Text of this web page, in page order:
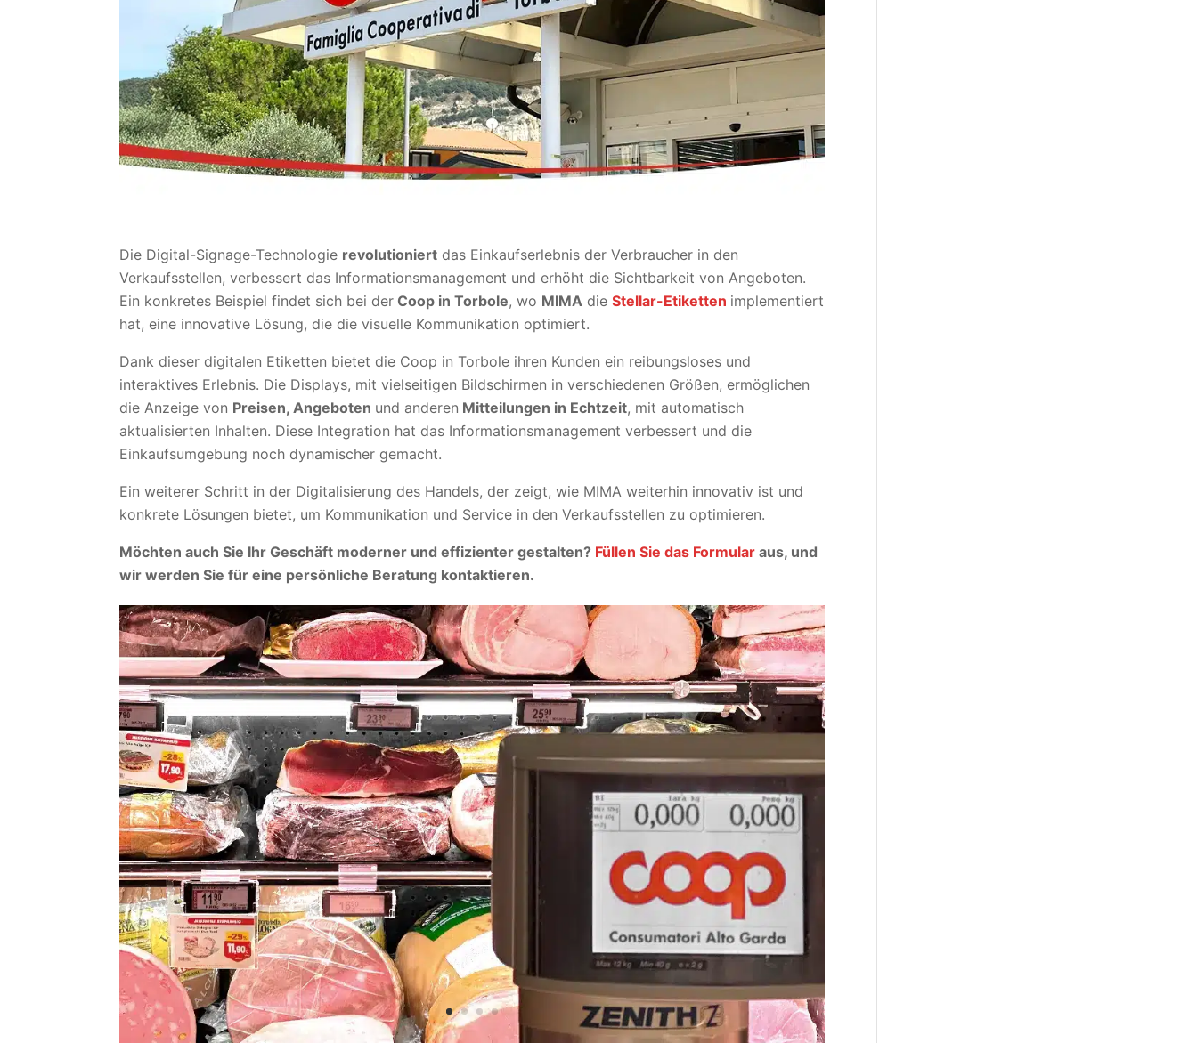
Die Digital-Signage-Technologie revolutioniert das Einkaufserlebnis der Verbraucher in den
Verkaufsstellen, verbessert das Informationsmanagement und erhöht die Sichtbarkeit von Angeboten.
Ein konkretes Beispiel findet sich bei der Coop in Torbole, wo MIMA dieStellar-Etiketten implementiert
hat, eine innovative Lösung, die die visuelle Kommunikation optimiert.
Dank dieser digitalen Etiketten bietet die Coop in Torbole ihren Kunden ein reibungsloses und
interaktives Erlebnis. Die Displays, mit vielseitigen Bildschirmen in verschiedenen Größen, ermöglichen
die Anzeige von Preisen, Angeboten und anderen Mitteilungen in Echtzeit, mit automatisch
aktualisierten Inhalten. Diese Integration hat das Informationsmanagement verbessert und die
Einkaufsumgebung noch dynamischer gemacht.
Ein weiterer Schritt in der Digitalisierung des Handels, der zeigt, wie MIMA weiterhin innovativ ist und
konkrete Lösungen bietet, um Kommunikation und Service in den Verkaufsstellen zu optimieren.
Möchten auch Sie Ihr Geschäft moderner und effizienter gestalten? Füllen Sie das Formular aus, und
wir werden Sie für eine persönliche Beratung kontaktieren.